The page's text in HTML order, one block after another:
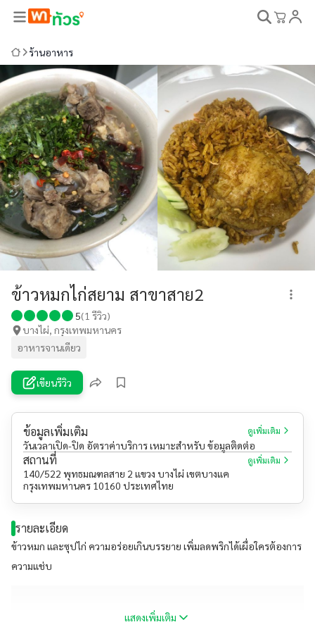
ร้านอาหาร
ข้าวหมกไก่สยาม สาขาสาย2
5(1 รีวิว)
บางไผ่, กรุงเทพมหานคร
อาหารจานเดียว
เขียนรีวิว
ข้อมูลเพิ่มเติม ดูเพิ่มเติม
วันเวลาเปิด-ปิด อัตราค่าบริการ เหมาะสำหรับ ข้อมูลติดต่อ
สถานที่ ดูเพิ่มเติม
140/522 พุทธมณฑลสาย 2 แขวง บางไผ่ เขตบางแค
กรุงเทพมหานคร 10160 ประเทศไทย
รายละเอียด
ข้าวหมก และซุปไก่ ความอร่อยเกินบรรยาย เพิ่มลดพริกได้เผื่อใครต้องการ
ความแช่บ
แสดงเพิ่มเติม